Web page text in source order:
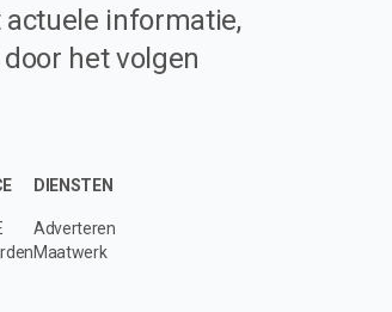
informatie,
het volgen
DIENSTEN
Adverteren
Maatwerk